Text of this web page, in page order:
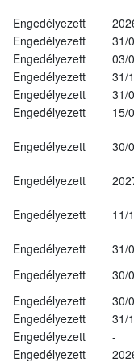
Engedélyezett
Engedélyezett
31/
Engedélyezett
03/
Engedélyezett
31/
Engedélyezett
31/
Engedélyezett
15/
Engedélyezett 30/
Engedélyezett
Engedélyezett 11/
Engedélyezett
31/
Engedélyezett
30/
Engedélyezett
30/
Engedélyezett
31/
Engedélyezett
-
Engedélyezett